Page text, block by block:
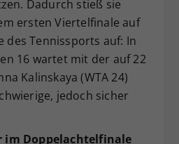
Dadurch stieß sie
ersten Viertelfinale auf
des Tennissports auf: In
16 wartet mit der auf 22
Kalinskaya (WTA 24)
jedoch sicher
im Doppelachtelfinale